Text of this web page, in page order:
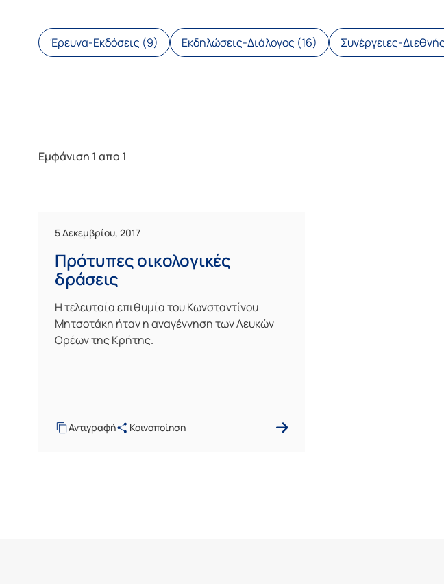
Έρευνα-Εκδόσεις (9) Εκδηλώσεις-Διάλογος (16) Συνέργειες-
Εμφάνιση 1 απο 1
5 Δεκεμβρίου, 2017
Πρότυπες οικολογικές
δράσεις
Η τελευταία επιθυμία του Κωνσταντίνου
Μητσοτάκη ήταν η αναγέννηση των Λευκών
Ορέων της Κρήτης.
Αντιγραφή Κοινοποίηση